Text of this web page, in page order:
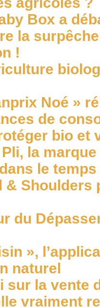
Box a
la
!
Noé »
de
bio et
la
le temps
& Shoulders
du
»,
naturel
sur la vente
vraiment